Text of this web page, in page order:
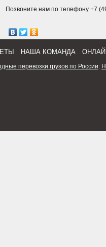
Позвоните нам по телефону +7
НАША КОМАНДА
перевозки грузов по России: